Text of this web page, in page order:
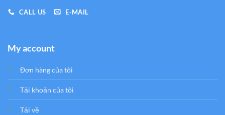
CALL US E-MAIL
My account
Đơn hàng của tôi
Tải khoản của tôi
Tải về